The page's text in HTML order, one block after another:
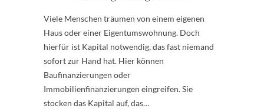
Viele Menschen träumen von einem eigenen
Haus oder einer Eigentumswohnung. Doch
hierfür ist Kapital notwendig, das fast niemand
sofort zur Hand hat. Hier können
Baufinanzierungen oder
Immobilienfinanzierungen eingreifen. Sie
stocken das Kapital auf, das…